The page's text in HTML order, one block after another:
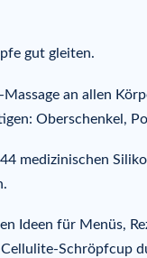
gut gleiten.
an allen
Oberschenkel,
medizinischen
Ideen für Menüs,
Schröpfcup